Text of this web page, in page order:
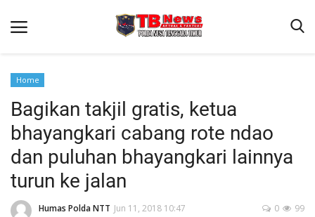
Beranda
Binkam
Terms & Conditions
Reskrim
Lantas
Home
Bagikan takjil gratis, ketua
bhayangkari cabang rote ndao
dan puluhan bhayangkari lainnya
turun ke jalan
Humas Polda NTT Jun 11, 2018 10:47 99
0